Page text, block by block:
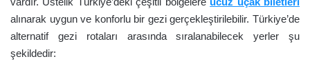
alınarak uygun ve konforlu bir gezi gerçekleştirilebilir. Türkiye’de
alternatif gezi rotaları arasında sıralanabilecek yerler şu
şekildedir: